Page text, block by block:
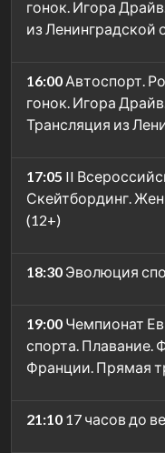
гонок. Игора
из Ленинградской
16:00 Автоспорт.
гонок. Игора
Трансляция из
17:05 II
Скейтбординг.
(12+)
18:30 Эволюция
19:00 Чемпионат
спорта. Плавание.
Франции. Прямая
21:10 17 часов до